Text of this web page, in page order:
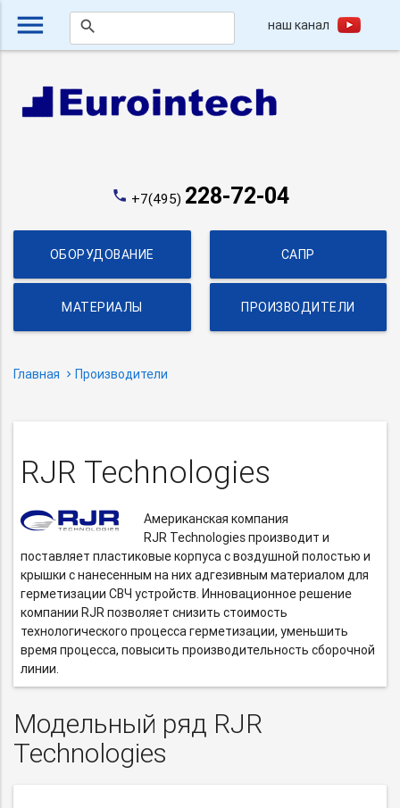
menu search наш канал
phone +7(495) 228-72-04
ОБОРУДОВАНИЕ САПР
МАТЕРИАЛЫ ПРОИЗВОДИТЕЛИ
Главная Производители
RJR Technologies
Американская компания
RJR Technologies производит и
поставляет пластиковые корпуса с воздушной полостью и
крышки с нанесенным на них адгезивным материалом для
герметизации СВЧ устройств. Инновационное решение
компании RJR позволяет снизить стоимость
технологического процесса герметизации, уменьшить
время процесса, повысить производительность сборочной
линии.
Модельный ряд RJR
Technologies